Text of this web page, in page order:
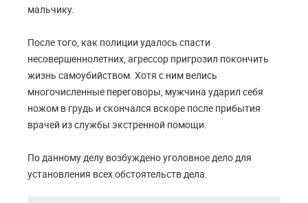
мальчику.
После того, как полиции удалось спасти
несовершеннолетних, агрессор пригрозил покончить
жизнь самоубийством. Хотя с ним велись
многочисленные переговоры, мужчина ударил себя
ножом в грудь и скончался вскоре после прибытия
врачей из службы экстренной помощи.
По данному делу возбуждено уголовное дело для
установления всех обстоятельств дела.